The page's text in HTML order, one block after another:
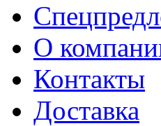
О
Контакты
Доставка